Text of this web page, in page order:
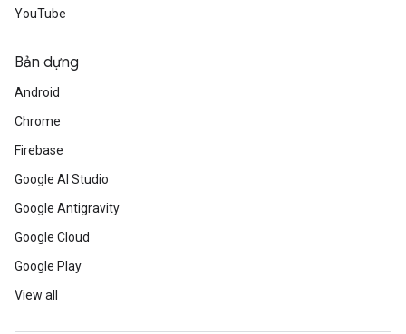
YouTube
Bản dựng
Android
Chrome
Firebase
Google AI Studio
Google Antigravity
Google Cloud
Google Play
View all